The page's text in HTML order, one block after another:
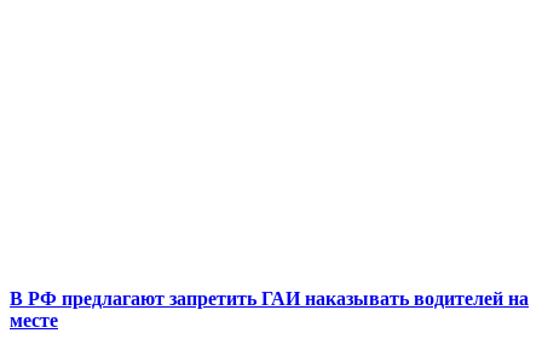
В РФ предлагают запретить ГАИ наказывать водителей на
месте